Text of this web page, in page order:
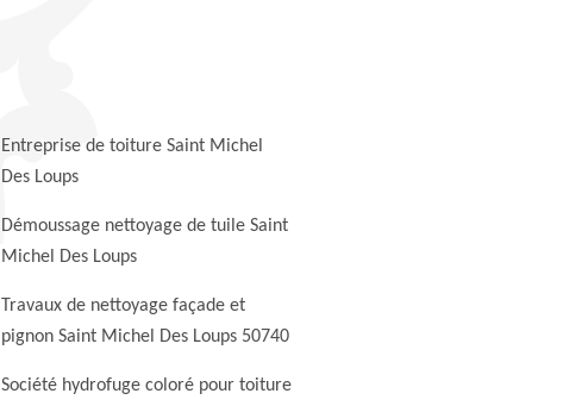
Entreprise de toiture Saint Michel
Des Loups
Démoussage nettoyage de tuile Saint
Michel Des Loups
Travaux de nettoyage façade et
pignon Saint Michel Des Loups 50740
Société hydrofuge coloré pour toiture